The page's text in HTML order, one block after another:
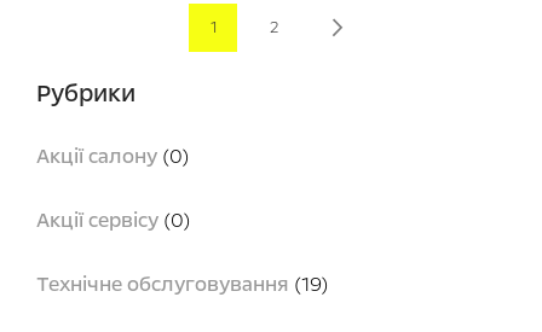
PageYou're currently reading page
1 2
Рубрики
Акції салону (0)
Акції сервісу (0)
Технічне обслуговування (19)